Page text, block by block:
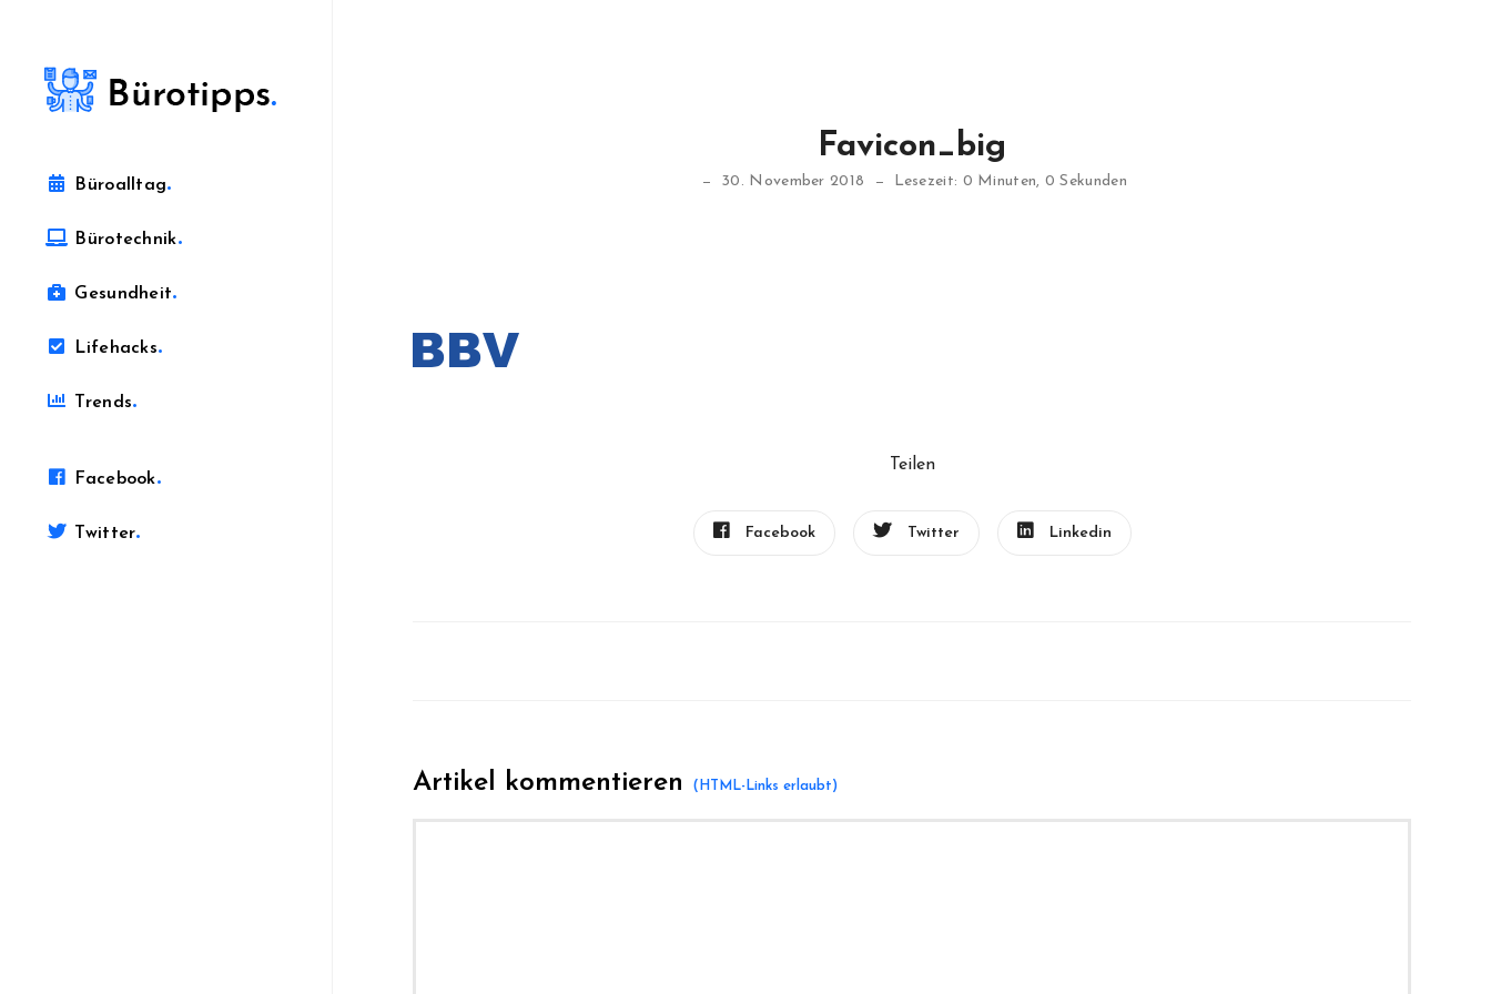
Büroalltag.
Bürotechnik.
Gesundheit.
Lifehacks.
Trends.
Facebook.
Twitter.
Favicon_big
30. November 2018 Lesezeit: 0 Minuten, 0 Sekunden
Teilen
Facebook Twitter Linkedin
Artikel kommentieren